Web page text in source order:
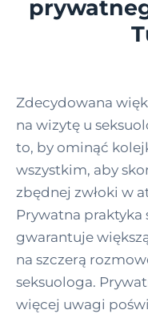
Zdecydowana
na wizytę u
to, by ominąć
wszystkim, aby
zbędnej zwłoki w
Prywatna praktyka
gwarantuje
na szczerą
seksuologa.
więcej uwagi